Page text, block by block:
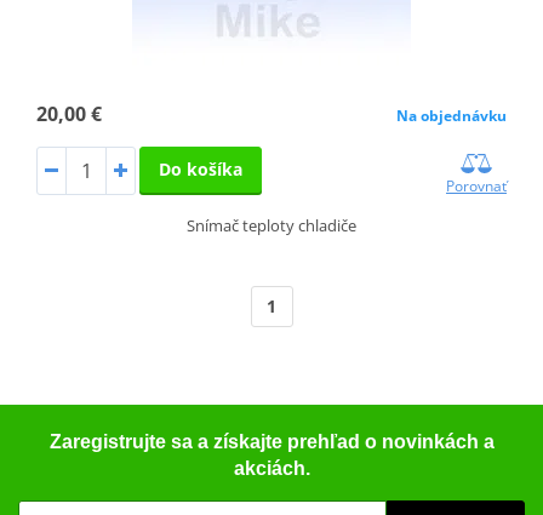
20,00 € Na objednávku
Do košíka
Porovnať
Snímač teploty chladiče
1
Zaregistrujte sa a získajte prehľad o novinkách a
akciách.